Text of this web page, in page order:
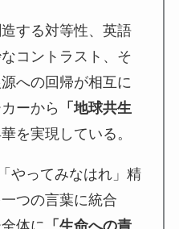
する対等性、英語
コントラスト、そ
への回帰が相互に
ーから
「地球共生
を実現している。
やってみなはれ」精
つの言葉に統合
体に 「生命への責